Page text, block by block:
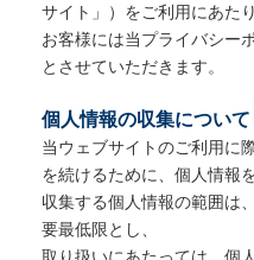
サイト」）をご利用にあたり
お客様には当プライバシー
とさせていただきます。
個人情報の収集について
当ウェブサイトのご利用に
を続けるために、個人情報
収集する個人情報の範囲は
要最低限とし、